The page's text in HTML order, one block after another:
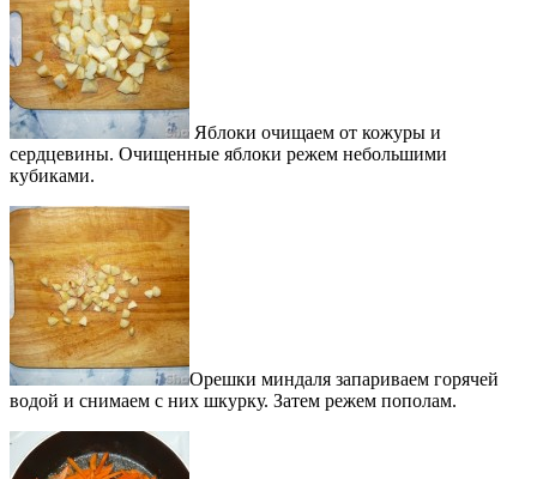
Яблоки очищаем от кожуры и
сердцевины. Очищенные яблоки режем небольшими
кубиками.
Орешки миндаля запариваем горячей
водой и снимаем с них шкурку. Затем режем пополам.